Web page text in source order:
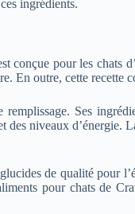
ingrédients.
pour les
En outre, cette recette
Ses
niveaux
de qualité pour
pour chats de